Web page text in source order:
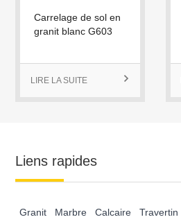
Carrelage de sol en
granit blanc G603
LIRE LA SUITE 
Liens rapides
Granit Marbre Calcaire Travertin